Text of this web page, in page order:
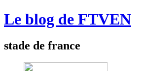
Le blog de FTVEN
stade de france